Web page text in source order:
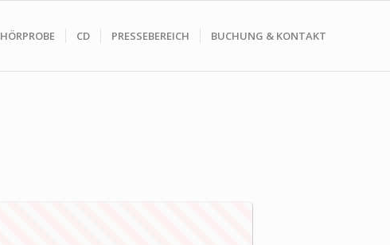
HÖRPROBE CD PRESSEBEREICH BUCHUNG & KONTAKT